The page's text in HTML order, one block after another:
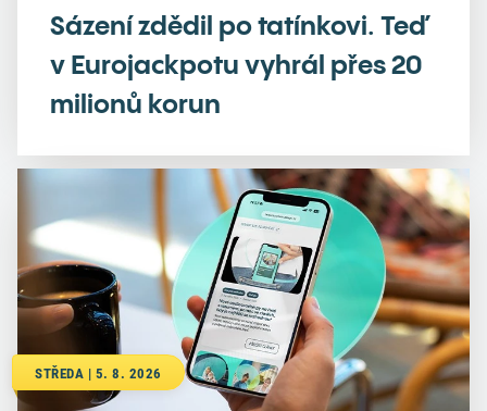
Sázení zdědil po tatínkovi. Teď
v Eurojackpotu vyhrál přes 20
milionů korun
STŘEDA | 5. 8. 2026